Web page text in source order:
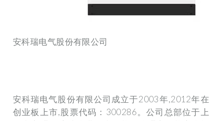
安科瑞电气股份有限公司
安科瑞电气股份有限公司成立于2003年,2012年在
创业板上市,股票代码：300286。公司总部位于上